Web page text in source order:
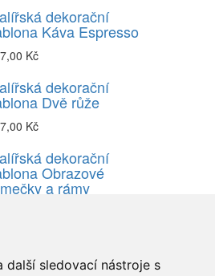
sledovací nástroje s
dekorační
Káva Espresso
Kč
dekorační
Dvě růže
Kč
dekorační
Obrazové
a rámy